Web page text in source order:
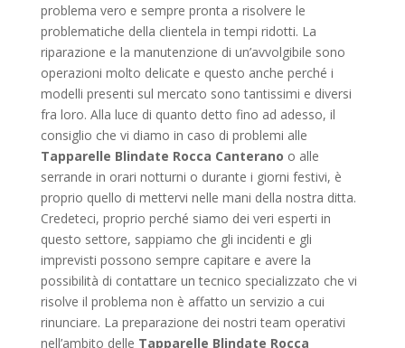
problema vero e sempre pronta a risolvere le
problematiche della clientela in tempi ridotti. La
riparazione e la manutenzione di un’avvolgibile sono
operazioni molto delicate e questo anche perché i
modelli presenti sul mercato sono tantissimi e diversi
fra loro. Alla luce di quanto detto fino ad adesso, il
consiglio che vi diamo in caso di problemi alle
Tapparelle Blindate Rocca Canterano o alle
serrande in orari notturni o durante i giorni festivi, è
proprio quello di mettervi nelle mani della nostra ditta.
Credeteci, proprio perché siamo dei veri esperti in
questo settore, sappiamo che gli incidenti e gli
imprevisti possono sempre capitare e avere la
possibilità di contattare un tecnico specializzato che vi
risolve il problema non è affatto un servizio a cui
rinunciare. La preparazione dei nostri team operativi
nell’ambito delle Tapparelle Blindate Rocca